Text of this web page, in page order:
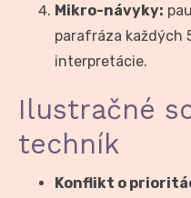
Mikro-návyky:
parafráza každých
interpretácie.
Ilustračné
techník
Konflikt o